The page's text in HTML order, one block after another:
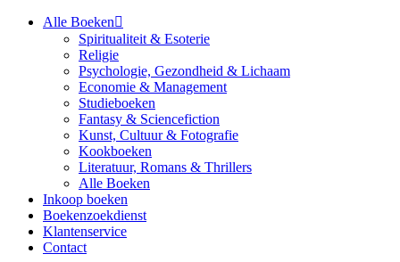
Alle Boeken
Spiritualiteit & Esoterie
Religie
Psychologie, Gezondheid & Lichaam
Economie & Management
Studieboeken
Fantasy & Sciencefiction
Kunst, Cultuur & Fotografie
Kookboeken
Literatuur, Romans & Thrillers
Alle Boeken
Inkoop boeken
Boekenzoekdienst
Klantenservice
Contact